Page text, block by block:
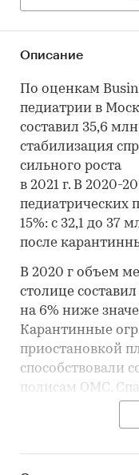
Описание
По оценкам
педиатрии в
составил 35,6
стабилизация
сильного роста
в 2021 г. В 2020-
педиатрических
15%: с 32,1 до 37
после
В 2020 г объем
столице
на 6% ниже
Карантинные
приостановкой
способствовали
полисам ОМС.
из-за снижения